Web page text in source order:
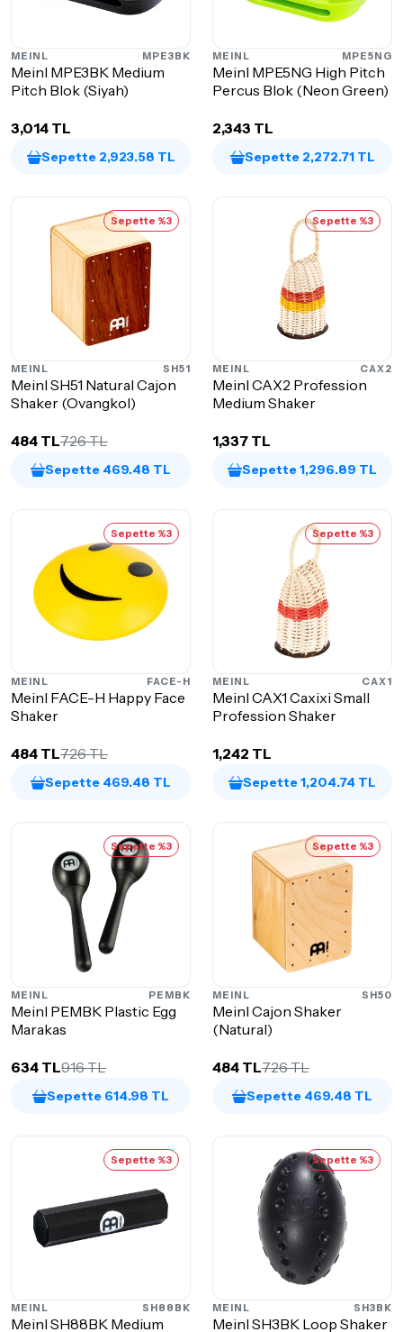
MEINL MPE3BK
Meinl MPE3BK Medium
Pitch Blok (Siyah)
3,014 TL
Sepette 2,923.58 TL
MEINL MPE5NG
Meinl MPE5NG High Pitch
Percus Blok (Neon Green)
2,343 TL
Sepette 2,272.71 TL
Sepette %3
MEINL SH51
Meinl SH51 Natural Cajon
Shaker (Ovangkol)
484 TL726 TL
Sepette 469.48 TL
Sepette %3
MEINL CAX2
Meinl CAX2 Profession
Medium Shaker
1,337 TL
Sepette 1,296.89 TL
Sepette %3
MEINL FACE-H
Meinl FACE-H Happy Face
Shaker
484 TL726 TL
Sepette 469.48 TL
Sepette %3
MEINL CAX1
Meinl CAX1 Caxixi Small
Profession Shaker
1,242 TL
Sepette 1,204.74 TL
Sepette %3
MEINL PEMBK
Meinl PEMBK Plastic Egg
Marakas
634 TL916 TL
Sepette 614.98 TL
Sepette %3
MEINL SH50
Meinl Cajon Shaker
(Natural)
484 TL726 TL
Sepette 469.48 TL
Sepette %3
MEINL SH88BK
Meinl SH88BK Medium
Sepette %3
MEINL SH3BK
Meinl SH3BK Loop Shaker